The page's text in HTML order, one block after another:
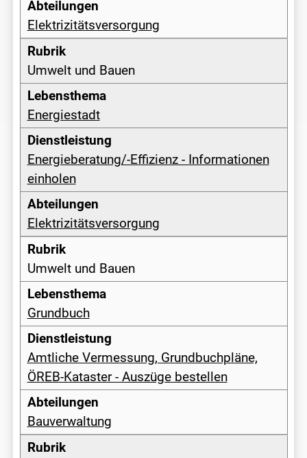
Elektrizitätsversorgung
Umwelt und Bauen
Energiestadt
Energieberatung/-Effizienz - Informationen
einholen
Elektrizitätsversorgung
Umwelt und Bauen
Grundbuch
Amtliche Vermessung, Grundbuchpläne,
ÖREB-Kataster - Auszüge bestellen
Bauverwaltung